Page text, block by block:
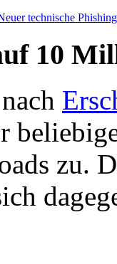
technische
10
zu.